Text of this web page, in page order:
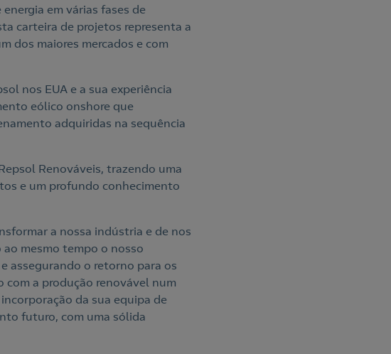
em várias fases de
carteira de projetos representa a
dos maiores mercados e com
nos EUA e a sua experiência
eólico onshore que
adquiridas na sequência
Renováveis, trazendo uma
e um profundo conhecimento
a nossa indústria e de nos
mesmo tempo o nosso
assegurando o retorno para os
com a produção renovável num
da sua equipa de
futuro, com uma sólida